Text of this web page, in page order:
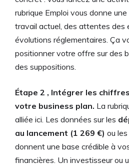
rubrique Emploi vous donne
travail actuel, des attentes des
évolutions réglementaires. Ça
positionner votre offre sur des
des suppositions.
Étape 2 , Intégrer les
votre business plan. La
alliée ici. Les données sur les
au lancement (1 269 €) ou
donnent une base crédible à
financières. Un investisseur ou